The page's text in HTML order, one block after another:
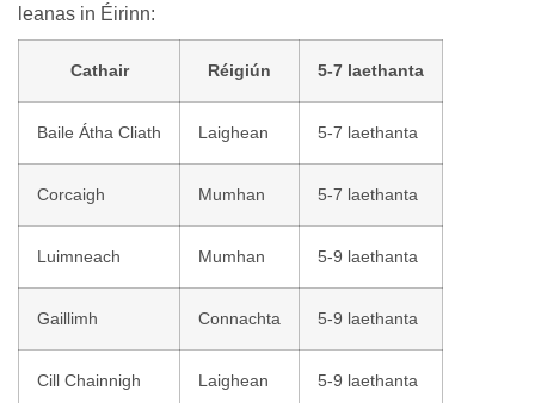
leanas in Éirinn:
Cathair Réigiún 5-7 laethanta
Baile Átha Cliath Laighean 5-7 laethanta
Corcaigh Mumhan 5-7 laethanta
Luimneach Mumhan 5-9 laethanta
Gaillimh Connachta 5-9 laethanta
Cill Chainnigh Laighean 5-9 laethanta